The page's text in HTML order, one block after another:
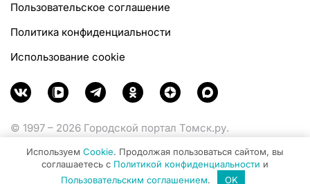
Пользовательское соглашение
Политика конфиденциальности
Использование cookie
© 1997 – 2026 Городской портал Томск.ру.
Министерства цифрового развития, связи и массовых
коммуникаций Российской Федерации.
Используем Cookie. Продолжая пользоваться сайтом, вы
соглашаетесь с Политикой конфиденциальности и
Пользовательским соглашением. OK